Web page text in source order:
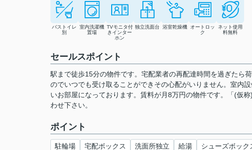
バストイレ
別
室内洗濯機
置場
TVモニタ付
きインター
ホン
独立洗面台 浴室乾燥機
オートロッ
ク
ネット使用
料無料
セールスポイント
駅まで徒歩15分の物件です。宅配業者の再配達時間を過ぎたら
のでいつでも受け取ることができその心配がいりません。室内
いお部屋になっております。賃料が月8万円の物件です。「(仮
わせ下さい。
ポイント
駐輪場 宅配ボックス 洗面所独立 給湯 シューズボック